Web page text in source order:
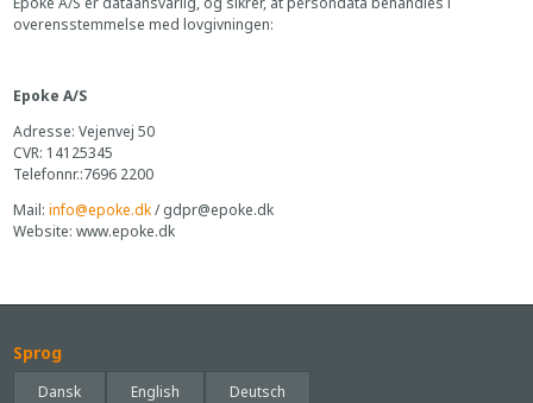
overensstemmelse med lovgivningen:
Epoke A/S
Adresse: Vejenvej 50
CVR: 14125345
Telefonnr.:7696 2200
Mail:info@epoke.dk/ gdpr@epoke.dk
Website: www.epoke.dk
Sprog
Dansk English Deutsch